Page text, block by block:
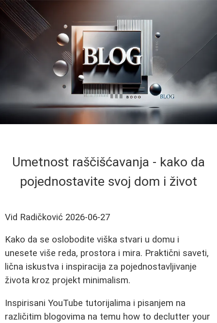
Umetnost raščišćavanja - kako da
pojednostavite svoj dom i život
Vid Radičković 2026-06-27
Kako da se oslobodite viška stvari u domu i
unesete više reda, prostora i mira. Praktični saveti,
lična iskustva i inspiracija za pojednostavljivanje
života kroz projekt minimalism.
Inspirisani YouTube tutorijalima i pisanjem na
različitim blogovima na temu how to declutter your